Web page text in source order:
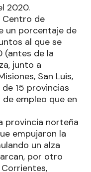
2020.
Centro de
un porcentaje de
al que se
(antes de la
junto a
San Luis,
15 provincias
empleo que en
provincia norteña
empujaron la
un alza
por otro